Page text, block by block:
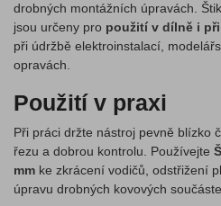
drobných montážních úpravách.
jsou určeny pro použití v dílně i
při údržbě elektroinstalací,
opravách.
Použití v praxi
Při práci držte nástroj pevně blízko
řezu a dobrou kontrolu. Používejte
mm ke zkrácení vodičů, odstřižení
úpravu drobných kovových